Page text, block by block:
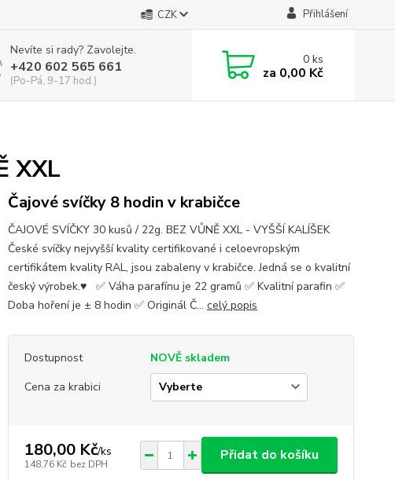
CZK Přihlášení
Nevíte si rady? Zavolejte.
+420 602 565 661
(Po-Pá, 9-17 hod.)
0ks
za 0,00 Kč
XXL
Čajové svíčky 8 hodin v krabičce
ČAJOVÉ SVÍČKY 30 kusů / 22g. BEZ VŮNĚ XXL - VYŠŠÍ KALÍŠEK
České svíčky nejvyšší kvality certifikované i celoevropským
certifikátem kvality RAL, jsou zabaleny v krabičce. Jedná se o kvalitní
český výrobek.♥ ✅ Váha parafínu je 22 gramů ✅ Kvalitní parafin ✅
Doba hoření je ± 8 hodin ✅ Originál Č... celý popis
Dostupnost
NOVĚ skladem
Cena za krabici
180,00 Kč/ks
148,76 Kč bez DPH
Přidat do košíku